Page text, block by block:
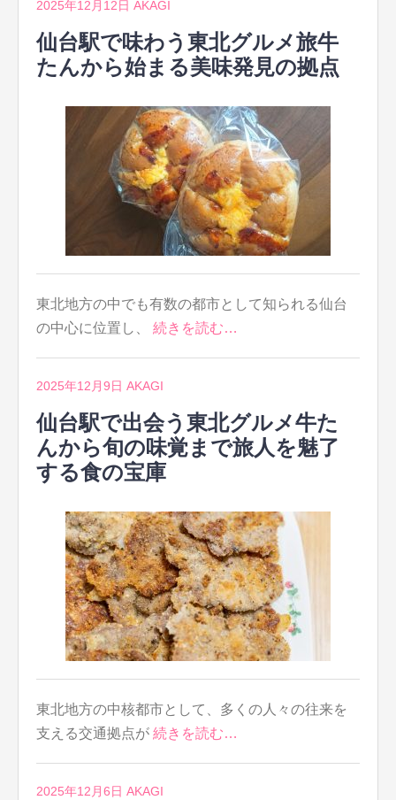
2025年12月12日 AKAGI
仙台駅で味わう東北グルメ旅牛
たんから始まる美味発見の拠点
東北地方の中でも有数の都市として知られる仙台
の中心に位置し、 続きを読む…
2025年12月9日 AKAGI
仙台駅で出会う東北グルメ牛た
んから旬の味覚まで旅人を魅了
する食の宝庫
東北地方の中核都市として、多くの人々の往来を
支える交通拠点が 続きを読む…
2025年12月6日 AKAGI